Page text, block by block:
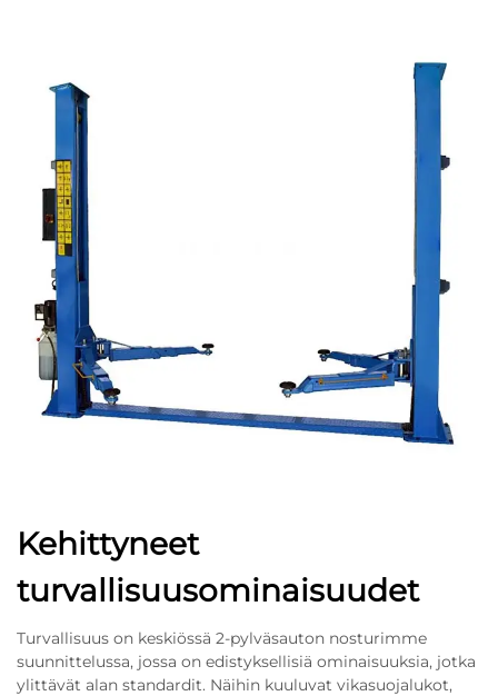
Kehittyneet
turvallisuusominaisuudet
Turvallisuus on keskiössä 2-pylväsauton nosturimme
suunnittelussa, jossa on edistyksellisiä ominaisuuksia, jotka
ylittävät alan standardit. Näihin kuuluvat vikasuojalukot,